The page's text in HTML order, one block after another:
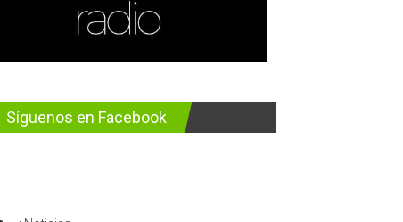
Síguenos en Facebook